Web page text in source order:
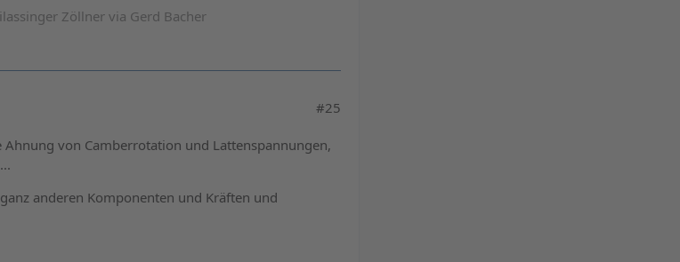
Zöllner via Gerd Bacher
#25
von Camberrotation und Lattenspannungen,
anderen Komponenten und Kräften und